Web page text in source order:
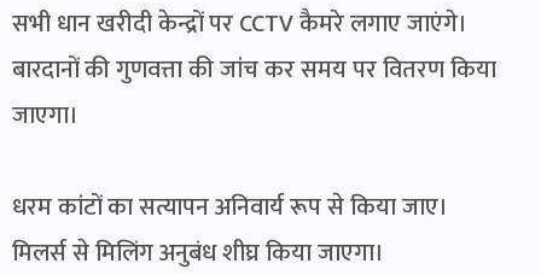
सभी धान खरीदी केन्द्रों पर CCTV कैमरे लगाए जाएंगे।
बारदानों की गुणवत्ता की जांच कर समय पर वितरण किया
जाएगा।
धरम कांटों का सत्यापन अनिवार्य रूप से किया जाए।
मिलर्स से मिलिंग अनुबंध शीघ्र किया जाएगा।